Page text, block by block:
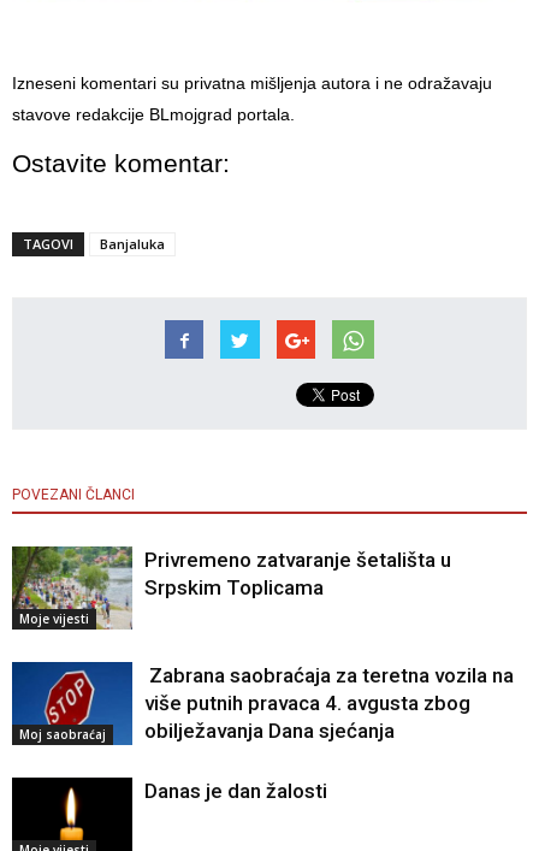
Izneseni komentari su privatna mišljenja autora i ne odražavaju
stavove redakcije BLmojgrad portala.
Ostavite komentar:
TAGOVI Banjaluka
POVEZANI ČLANCI
Moje vijesti
Privremeno zatvaranje šetališta u
Srpskim Toplicama
Moj saobraćaj
Zabrana saobraćaja za teretna vozila na
više putnih pravaca 4. avgusta zbog
obilježavanja Dana sjećanja
Danas je dan žalosti